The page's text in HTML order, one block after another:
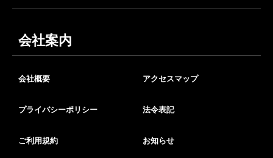
会社案内
会社概要 アクセスマップ
プライバシーポリシー 法令表記
ご利用規約 お知らせ